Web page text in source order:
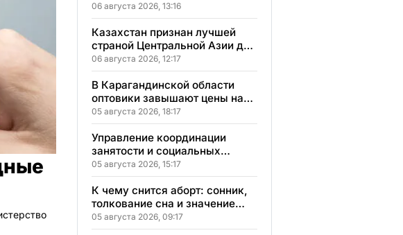
06 августа 2026, 13:16
Казахстан признан лучшей
страной Центральной Азии для
переезда
06 августа 2026, 12:17
В Карагандинской области
оптовики завышают цены на
продукты до 50%
05 августа 2026, 18:17
Управление координации
занятости и социальных
программ Карагандинской
области сменило место
расположения
05 августа 2026, 15:17
К чему снится аборт: сонник,
толкование сна и значение
увиденного
05 августа 2026, 09:17